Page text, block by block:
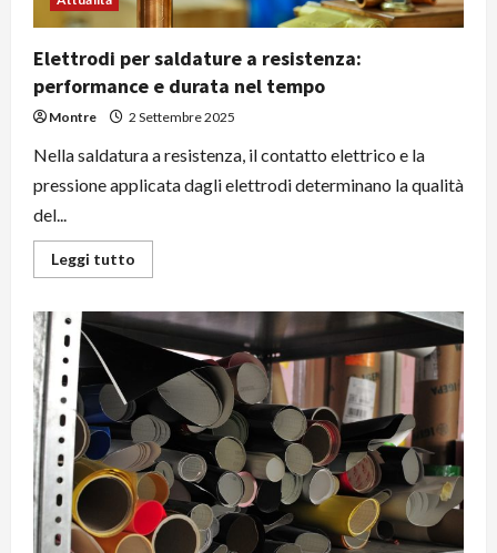
Elettrodi per saldature a resistenza:
performance e durata nel tempo
Montre 2 Settembre 2025
Nella saldatura a resistenza, il contatto elettrico e la
pressione applicata dagli elettrodi determinano la qualità
del...
Leggi tutto
di
Elettrodi
saldature
resistenza:
performance
e
durata
nel
tempo